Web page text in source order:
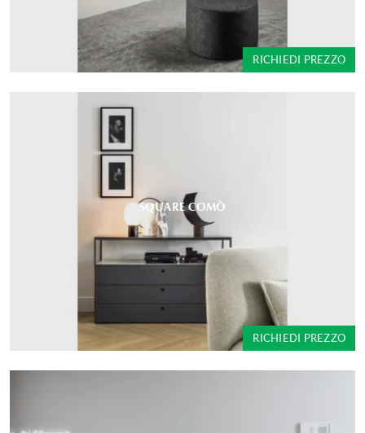
RICHIEDI PREZZO
SQUARE COMÒ
RICHIEDI PREZZO